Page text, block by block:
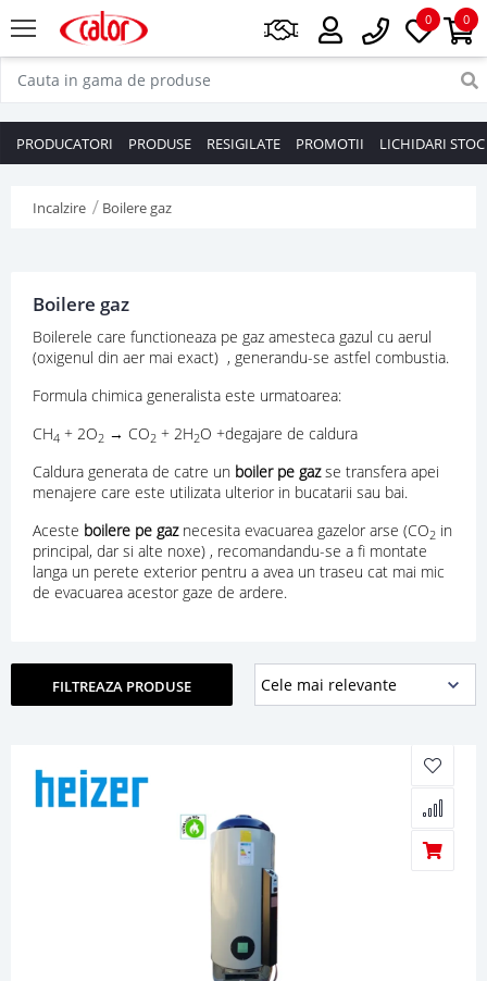
0
0
PRODUCATORI PRODUSE RESIGILATE PROMOTII LICHIDARI STOC
Incalzire Boilere gaz
Boilere gaz
Boilerele care functioneaza pe gaz amesteca gazul cu aerul
(oxigenul din aer mai exact) , generandu-se astfel combustia.
Formula chimica generalista este urmatoarea:
CH4 + 2O2 → CO2 + 2H2O +degajare de caldura
Caldura generata de catre un boiler pe gazse transfera apei
menajere care este utilizata ulterior in bucatarii sau bai.
Aceste boilere pe gaznecesita evacuarea gazelor arse (CO2 in
principal, dar si alte noxe) , recomandandu-se a fi montate
langa un perete exterior pentru a avea un traseu cat mai mic
de evacuarea acestor gaze de ardere.
FILTREAZA PRODUSE